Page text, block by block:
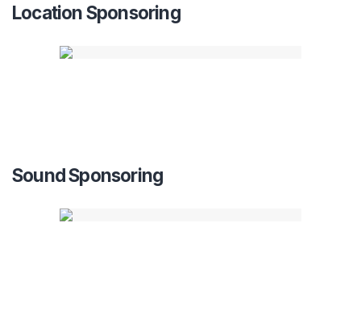
Location Sponsoring
Sound Sponsoring